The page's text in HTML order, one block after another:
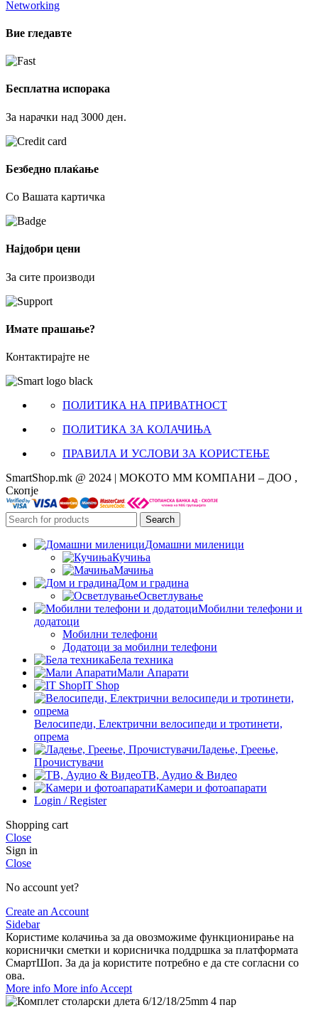
Networking
Вие гледавте
Бесплатна испорака
За нарачки над 3000 ден.
Безбедно плаќање
Со Вашата картичка
Најдобри цени
За сите производи
Имате прашање?
Контактирајте не
ПОЛИТИКА НА ПРИВАТНОСТ
ПОЛИТИКА ЗА КОЛАЧИЊА
ПРАВИЛА И УСЛОВИ ЗА КОРИСТЕЊЕ
SmartShop.mk @ 2024 | МОКОТО ММ КОМПАНИ – ДОО ,
Скопје
Search
Домашни миленици
Кучиња
Мачиња
Дом и градина
Осветлување
Мобилни телефони и
додатоци
Мобилни телефони
Додатоци за мобилни телефони
Бела техника
Мали Апарати
IT Shop
Велосипеди, Електрични велосипеди и тротинети,
опрема
Ладење, Греење,
Прочистувачи
ТВ, Аудио & Видео
Камери и фотоапарати
Login / Register
Shopping cart
Close
Sign in
Close
No account yet?
Create an Account
Sidebar
Користиме колачиња за да овозможиме функционирање на
кориснички сметки и корисничка поддршка за платформата
СмартШоп. За да ја користите потребно е да сте согласни со
ова.
More info More info Accept